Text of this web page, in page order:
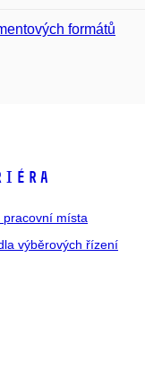
formátů
pracovní místa
výběrových řízení